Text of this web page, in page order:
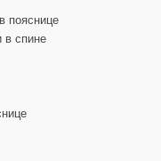
пояснице
в спине